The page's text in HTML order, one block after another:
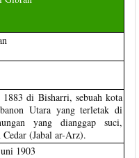
1883 di Bisharri, sebuah kota
Utara yang terletak di
yang dianggap suci,
Cedar (Jabal ar-Arz).
1903